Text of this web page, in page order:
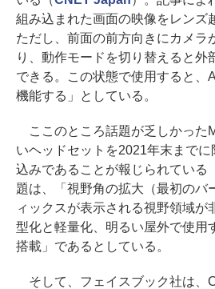
組み込まれた画面の映像をレンズ
ただし、前面の前方向きにカメラ
り、動作モードを切り替えると外
できる。この状態で使用すると、
機能する」としている。
ここのところ話題が乏しかった
いヘッドセットを2021年末まで
込みであることが報じられている
題は、「視野角の拡大（最初のバ
ィックスが表示される視野領域が
型化と軽量化、明るい屋外で使用
搭載」であるとしている。
そして、フェイスブック社は、